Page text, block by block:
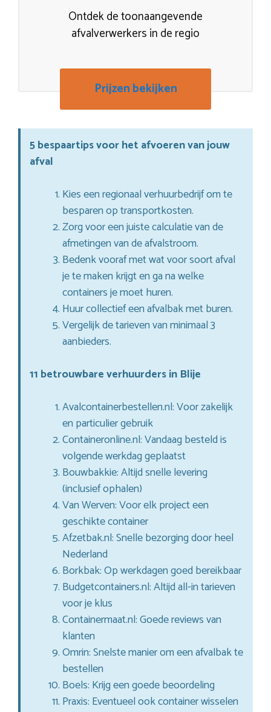
Ontdek de toonaangevende
afvalverwerkers in de regio
Prijzen bekijken
5 bespaartips voor het afvoeren van jouw
afval
Kies een regionaal verhuurbedrijf om te
besparen op transportkosten.
Zorg voor een juiste calculatie van de
afmetingen van de afvalstroom.
Bedenk vooraf met wat voor soort afval
je te maken krijgt en ga na welke
containers je moet huren.
Huur collectief een afvalbak met buren.
Vergelijk de tarieven van minimaal 3
aanbieders.
11 betrouwbare verhuurders in Blije
Avalcontainerbestellen.nl: Voor zakelijk
en particulier gebruik
Containeronline.nl: Vandaag besteld is
volgende werkdag geplaatst
Bouwbakkie: Altijd snelle levering
(inclusief ophalen)
Van Werven: Voor elk project een
geschikte container
Afzetbak.nl: Snelle bezorging door heel
Nederland
Borkbak: Op werkdagen goed bereikbaar
Budgetcontainers.nl: Altijd all-in tarieven
voor je klus
Containermaat.nl: Goede reviews van
klanten
Omrin: Snelste manier om een afvalbak te
bestellen
Boels: Krijg een goede beoordeling
Praxis: Eventueel ook container wisselen